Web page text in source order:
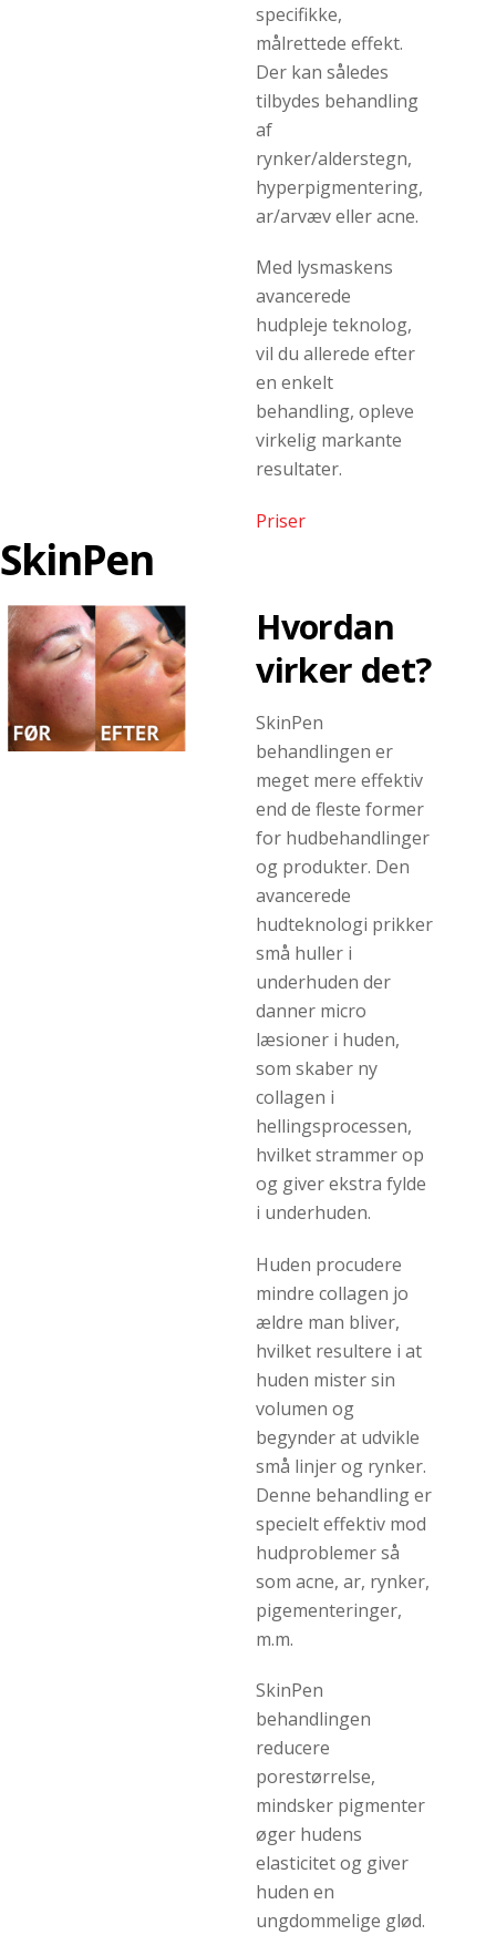
specifikke,
målrettede effekt.
Der kan således
tilbydes behandling
af
rynker/alderstegn,
hyperpigmentering,
ar/arvæv eller acne.
Med lysmaskens
avancerede
hudpleje teknolog,
vil du allerede efter
en enkelt
behandling, opleve
virkelig markante
resultater.
Priser
SkinPen
Hvordan
virker det?
SkinPen
behandlingen er
meget mere effektiv
end de fleste former
for hudbehandlinger
og produkter. Den
avancerede
hudteknologi prikker
små huller i
underhuden der
danner micro
læsioner i huden,
som skaber ny
collagen i
hellingsprocessen,
hvilket strammer op
og giver ekstra fylde
i underhuden.
Huden procudere
mindre collagen jo
ældre man bliver,
hvilket resultere i at
huden mister sin
volumen og
begynder at udvikle
små linjer og rynker.
Denne behandling er
specielt effektiv mod
hudproblemer så
som acne, ar, rynker,
pigementeringer,
m.m.
SkinPen
behandlingen
reducere
porestørrelse,
mindsker pigmenter
øger hudens
elasticitet og giver
huden en
ungdommelige glød.